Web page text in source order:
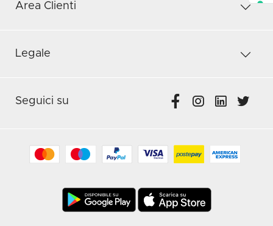
Area Clienti
Legale
Seguici su